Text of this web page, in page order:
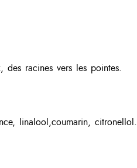
racines vers les pointes.
linalool,coumarin, citronellol.